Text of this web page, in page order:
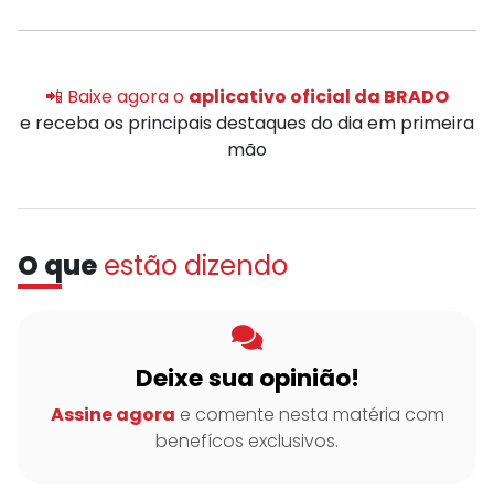
📲 Baixe agora o aplicativo oficial da BRADO
e receba os principais destaques do dia em primeira
mão
O que estão dizendo
Deixe sua opinião!
Assine agora e comente nesta matéria com
benefícos exclusivos.